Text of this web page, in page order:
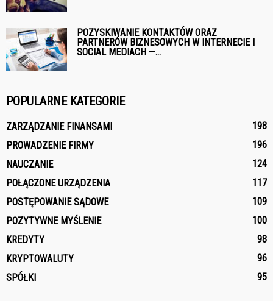
POZYSKIWANIE KONTAKTÓW ORAZ
PARTNERÓW BIZNESOWYCH W INTERNECIE I
SOCIAL MEDIACH —...
POPULARNE KATEGORIE
ZARZĄDZANIE FINANSAMI
198
PROWADZENIE FIRMY
196
NAUCZANIE
124
POŁĄCZONE URZĄDZENIA
117
POSTĘPOWANIE SĄDOWE
109
POZYTYWNE MYŚLENIE
100
KREDYTY
98
KRYPTOWALUTY
96
SPÓŁKI
95